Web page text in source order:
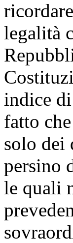
legalità
indice
fatto
solo dei
persino
le quali